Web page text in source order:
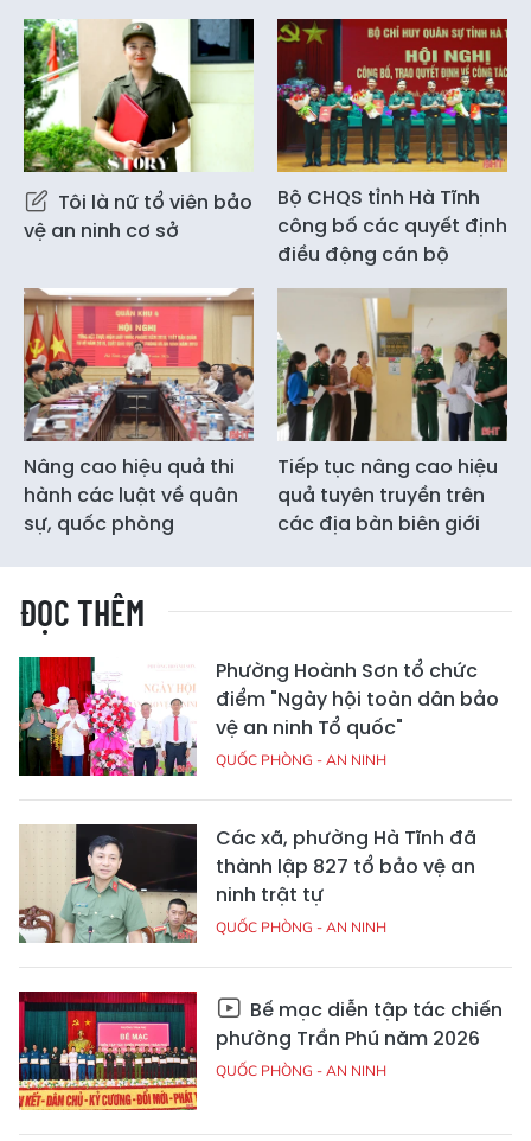
Tôi là nữ tổ viên bảo
vệ an ninh cơ sở
Bộ CHQS tỉnh Hà Tĩnh
công bố các quyết định
điều động cán bộ
Nâng cao hiệu quả thi
hành các luật về quân
sự, quốc phòng
Tiếp tục nâng cao hiệu
quả tuyên truyền trên
các địa bàn biên giới
ĐỌC THÊM
Phường Hoành Sơn tổ chức
điểm "Ngày hội toàn dân bảo
vệ an ninh Tổ quốc"
QUỐC PHÒNG - AN NINH
Các xã, phường Hà Tĩnh đã
thành lập 827 tổ bảo vệ an
ninh trật tự
QUỐC PHÒNG - AN NINH
Bế mạc diễn tập tác chiến
phường Trần Phú năm 2026
QUỐC PHÒNG - AN NINH